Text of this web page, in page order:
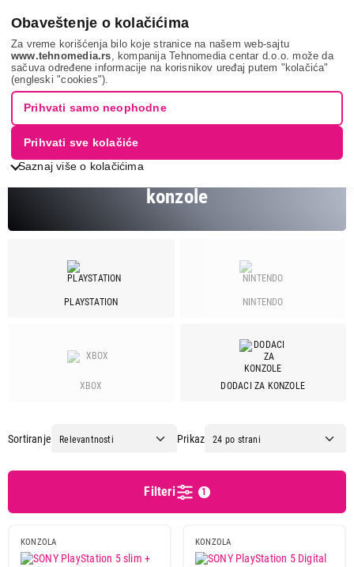
Obaveštenje o kolačićima
Za vreme korišćenja bilo koje stranice na našem web-sajtu
www.tehnomedia.rs , kompanija Tehnomedia centar d.o.o. može da
sačuva određene informacije na korisnikov uređaj putem "kolačića"
(engleski "cookies").
Saznaj više o kolačićima
Prihvati samo neophodne
Prihvati sve kolačiće
It & gaming Konzole SONY
Cena od Cena do
Nintendo
7
KONZOLE - SONY
Pogledaj Sony Playstation 5
konzole
PLAYSTATION NINTENDO
XBOX DODACI ZA KONZOLE
Sortiranje Prikaz
Filteri 1
KONZOLA KONZOLA